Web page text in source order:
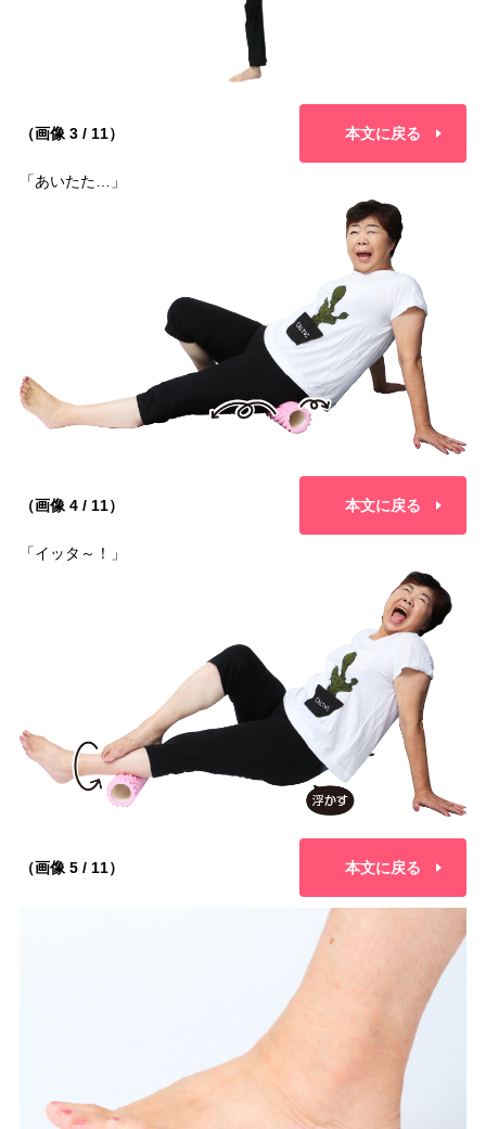
（画像 3 / 11） 本文に戻る
「あいたた…」
（画像 4 / 11） 本文に戻る
「イッタ～！」
（画像 5 / 11） 本文に戻る